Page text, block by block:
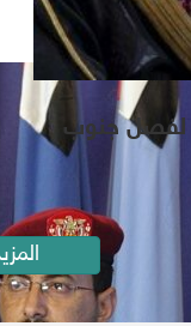
لفصل جنوب